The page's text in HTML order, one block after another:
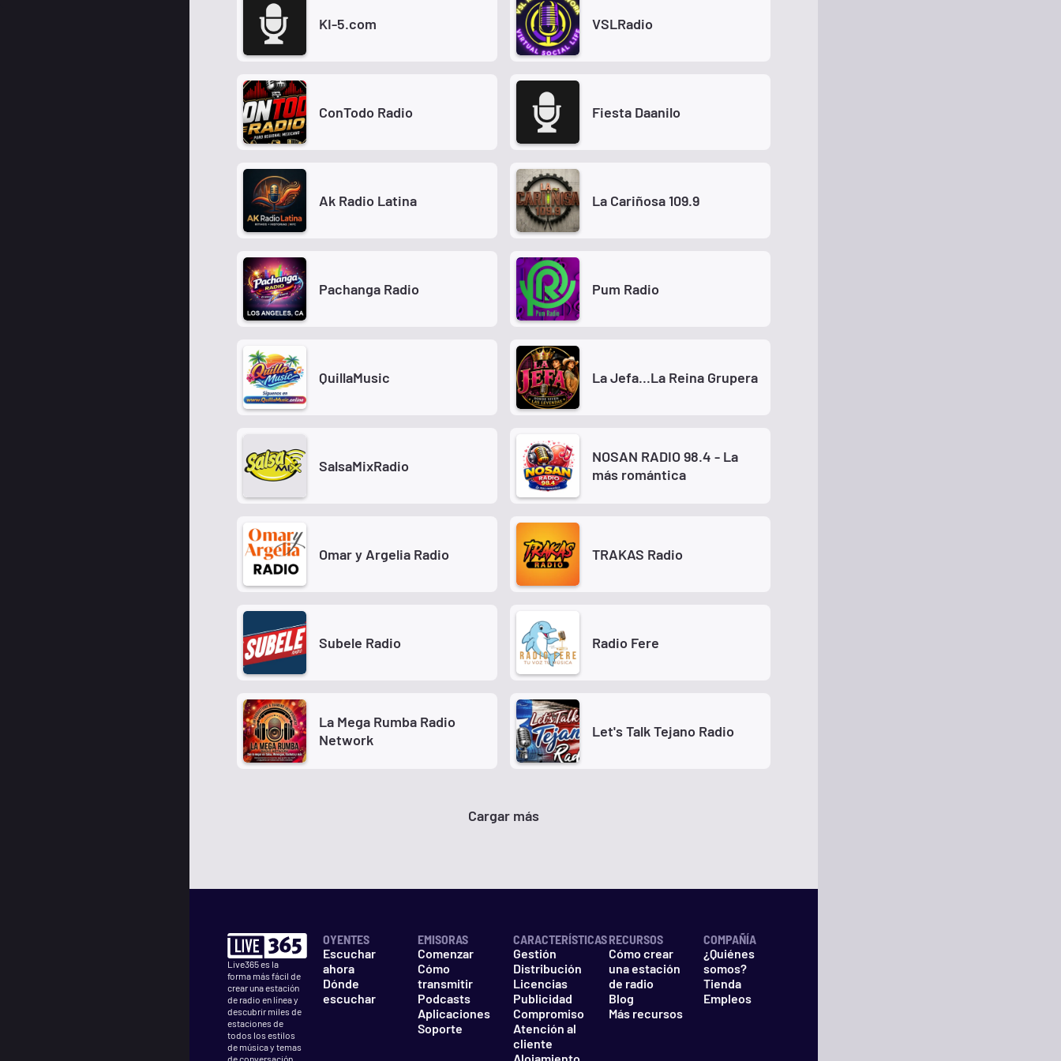
KI-5.com VSLRadio
ConTodo Radio Fiesta Daanilo
Ak Radio Latina La Cariñosa 109.9
Pachanga Radio Pum Radio
QuillaMusic La Jefa...La Reina Grupera
SalsaMixRadio
NOSAN RADIO 98.4 - La
más romántica
Omar y Argelia Radio TRAKAS Radio
Subele Radio Radio Fere
La Mega Rumba Radio
Network
Let's Talk Tejano Radio
Cargar más
Live365 es la
forma más fácil de
crear una estación
de radio en línea y
descubrir miles de
estaciones de
todos los estilos
de música y temas
de conversación.
OYENTES
Escuchar
ahora
Dónde
escuchar
EMISORAS
Comenzar
Cómo
transmitir
Podcasts
Aplicaciones
Soporte
CARACTERÍSTICAS
Gestión
Distribución
Licencias
Publicidad
Compromiso
Atención al
cliente
RECURSOS
Cómo crear
una estación
de radio
Blog
Más recursos
COMPAÑÍA
¿Quiénes
somos?
Tienda
Empleos